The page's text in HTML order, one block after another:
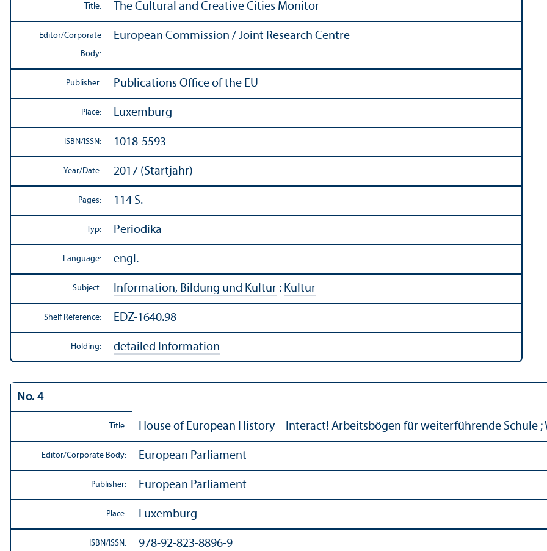
Title: The Cultural and Creative Cities Monitor
Editor/Corporate
Body:
European Commission / Joint Research Centre
Publisher: Publications Office of the EU
Place: Luxemburg
ISBN/ISSN: 1018-5593
Year/Date: 2017 (Startjahr)
Pages: 114 S.
Typ: Periodika
Language: engl.
Subject: Information, Bildung und Kultur : Kultur
Shelf Reference: EDZ-1640.98
Holding: detailed Information
No. 4
Title: House of European History – Interact! Arbeitsbögen für weiterführende Schule ;
Editor/Corporate Body: European Parliament
Publisher: European Parliament
Place: Luxemburg
ISBN/ISSN: 978-92-823-8896-9